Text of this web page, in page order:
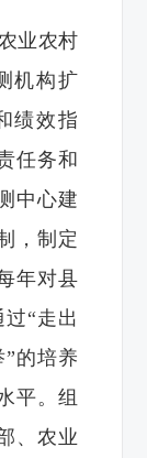
业农村
机构扩
绩效指
任务和
中心建
，制定
年对县
“走出
的培养
平。组
、农业